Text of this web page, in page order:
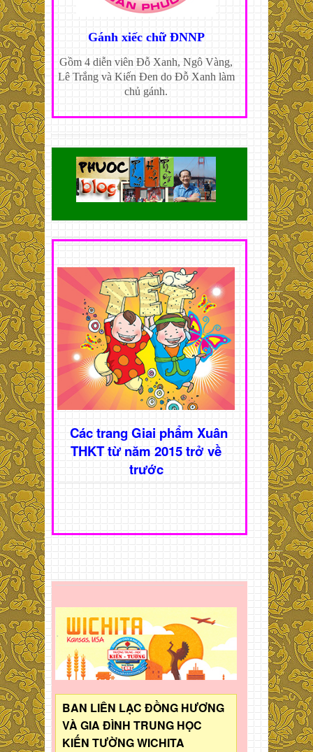
Gánh xiếc chữ ĐNNP
Gồm 4 diễn viên Đỗ Xanh, Ngô Vàng,
Lê Trắng và Kiến Đen do Đỗ Xanh làm
chủ gánh.
Các trang Giai phẩm Xuân
THKT từ năm 2015 trở về
trước
BAN LIÊN LẠC ĐỒNG HƯƠNG
VÀ GIA ĐÌNH TRUNG HỌC
KIẾN TƯỜNG WICHITA